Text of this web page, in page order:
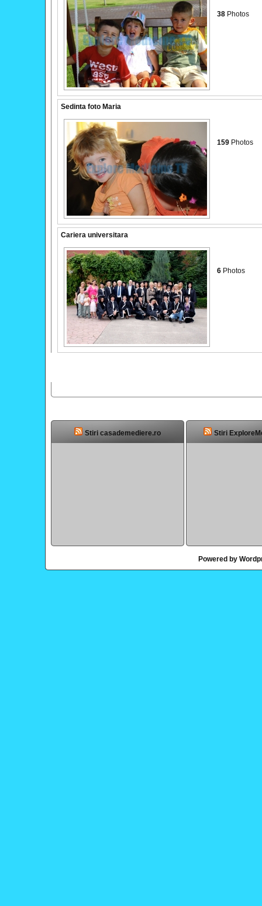
38 Photos
Sedinta foto Maria
159 Photos
Cariera universitara
6 Photos
Stiri casademediere.ro Stiri
Powered by